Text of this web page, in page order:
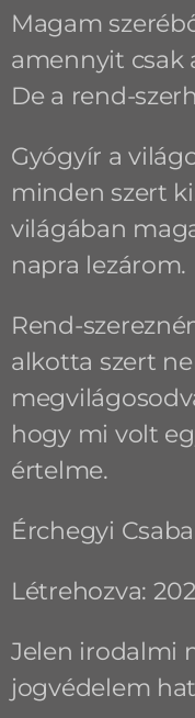
Magam
amennyit csak
De a rend-
Gyógyír a
minden szert
világában
napra lezárom.
Rend-
alkotta szert
hogy mi volt
értelme.
Érchegyi
Létrehozva:
Jelen irodalmi
jogvédelem